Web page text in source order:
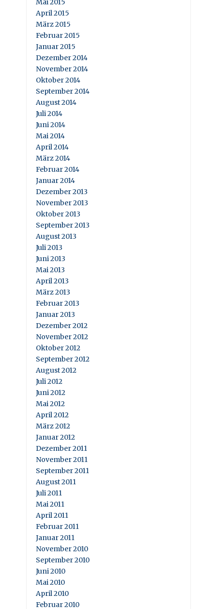
Mai 2015
April 2015
März 2015
Februar 2015
Januar 2015
Dezember 2014
November 2014
Oktober 2014
September 2014
August 2014
Juli 2014
Juni 2014
Mai 2014
April 2014
März 2014
Februar 2014
Januar 2014
Dezember 2013
November 2013
Oktober 2013
September 2013
August 2013
Juli 2013
Juni 2013
Mai 2013
April 2013
März 2013
Februar 2013
Januar 2013
Dezember 2012
November 2012
Oktober 2012
September 2012
August 2012
Juli 2012
Juni 2012
Mai 2012
April 2012
März 2012
Januar 2012
Dezember 2011
November 2011
September 2011
August 2011
Juli 2011
Mai 2011
April 2011
Februar 2011
Januar 2011
November 2010
September 2010
Juni 2010
Mai 2010
April 2010
Februar 2010